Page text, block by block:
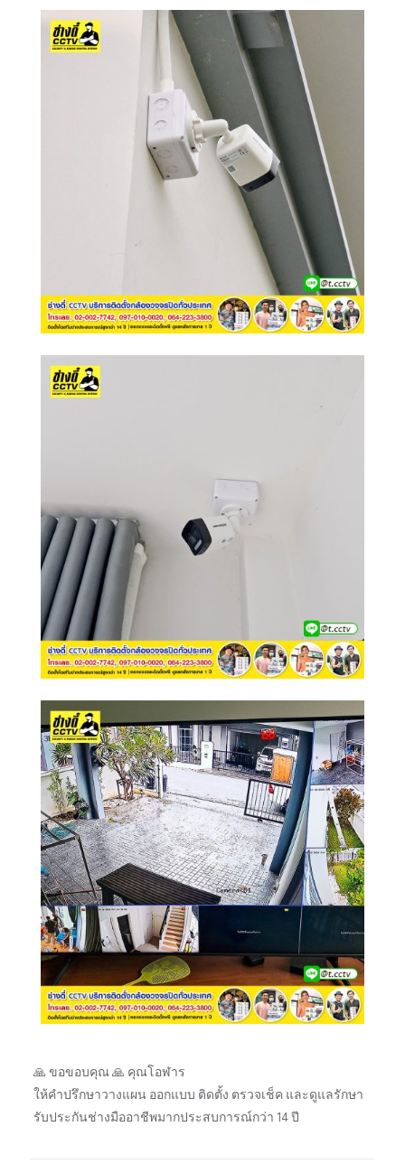
🙏 ขอขอบคุณ 🙏 คุณโอฬาร
ให้คำปรึกษาวางแผน ออกแบบ ติดตั้ง ตรวจเช็ค และดูแลรักษา
รับประกันช่างมืออาชีพมากประสบการณ์กว่า 14 ปี